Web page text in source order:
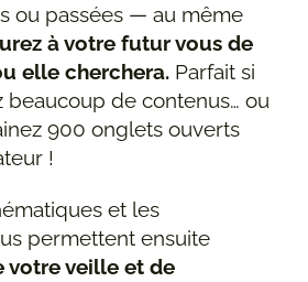
ou passées — au même
à votre futur vous de
elle cherchera. Parfait si
beaucoup de contenus… ou
900 onglets ouverts
!
et les
permettent ensuite
votre veille et de